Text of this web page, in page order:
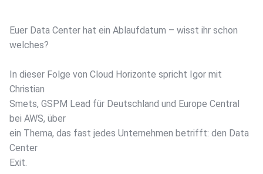
Euer Data Center hat ein Ablaufdatum – wisst ihr schon
welches?
In dieser Folge von Cloud Horizonte spricht Igor mit
Christian
Smets, GSPM Lead für Deutschland und Europe Central
bei AWS, über
ein Thema, das fast jedes Unternehmen betrifft: den Data
Center
Exit.